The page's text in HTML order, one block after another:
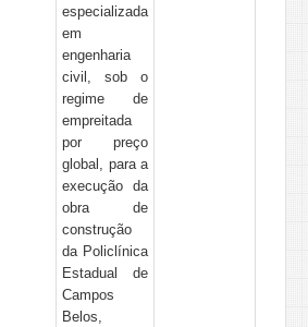
especializada
em
engenharia
civil, sob o
regime de
empreitada
por preço
global, para a
execução da
obra de
construção
da Policlínica
Estadual de
Campos
Belos,